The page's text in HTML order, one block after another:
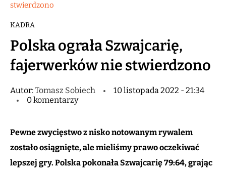
stwierdzono
KADRA
Polska ograła Szwajcarię,
fajerwerków nie stwierdzono
Autor:Tomasz Sobiech
10 listopada 2022 - 21:34
0 komentarzy
Pewne zwycięstwo z nisko notowanym rywalem
zostało osiągnięte, ale mieliśmy prawo oczekiwać
lepszej gry. Polska pokonała Szwajcarię 79:64, grając